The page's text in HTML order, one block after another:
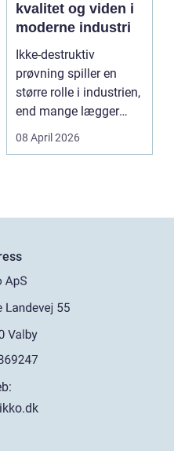
kvalitet og viden i
moderne industri
Ikke-destruktiv
prøvning spiller en
større rolle i industrien,
end mange lægger
mærke til i hverdage...
08 April 2026